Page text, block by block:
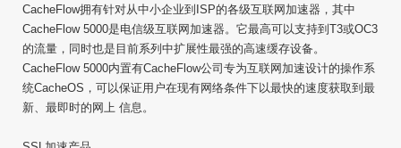
CacheFlow拥有针对从中小企业到ISP的各级互联网加速器，其中
CacheFlow 5000是电信级互联网加速器。它最高可以支持到T3或OC3
的流量，同时也是目前系列中扩展性最强的高速缓存设备。
CacheFlow 5000内置有CacheFlow公司专为互联网加速设计的操作系
统CacheOS，可以保证用户在现有网络条件下以最快的速度获取到最
新、最即时的网上 信息。